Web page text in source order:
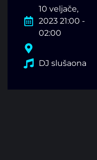
10 veljače,
2023 21:00 -
02:00
DJ slušaona